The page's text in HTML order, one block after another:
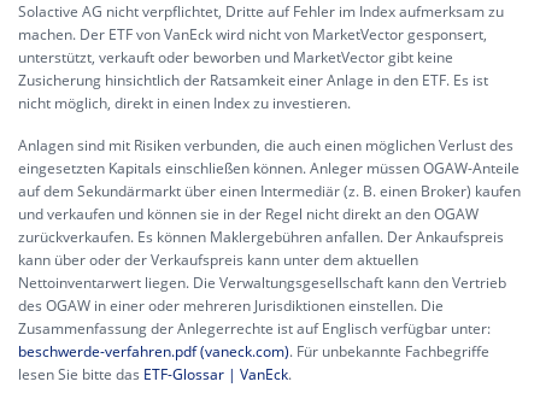
Solactive AG nicht verpflichtet, Dritte auf Fehler im Index aufmerksam zu
machen. Der ETF von VanEck wird nicht von MarketVector gesponsert,
unterstützt, verkauft oder beworben und MarketVector gibt keine
Zusicherung hinsichtlich der Ratsamkeit einer Anlage in den ETF. Es ist
nicht möglich, direkt in einen Index zu investieren.
Anlagen sind mit Risiken verbunden, die auch einen möglichen Verlust des
eingesetzten Kapitals einschließen können. Anleger müssen OGAW-Anteile
auf dem Sekundärmarkt über einen Intermediär (z. B. einen Broker) kaufen
und verkaufen und können sie in der Regel nicht direkt an den OGAW
zurückverkaufen. Es können Maklergebühren anfallen. Der Ankaufspreis
kann über oder der Verkaufspreis kann unter dem aktuellen
Nettoinventarwert liegen. Die Verwaltungsgesellschaft kann den Vertrieb
des OGAW in einer oder mehreren Jurisdiktionen einstellen. Die
Zusammenfassung der Anlegerrechte ist auf Englisch verfügbar unter:
beschwerde-verfahren.pdf (vaneck.com). Für unbekannte Fachbegriffe
lesen Sie bitte das ETF-Glossar | VanEck.